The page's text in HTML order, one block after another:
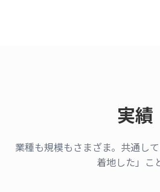
実績
業種も規模もさまざま。共通し
着地した」こ